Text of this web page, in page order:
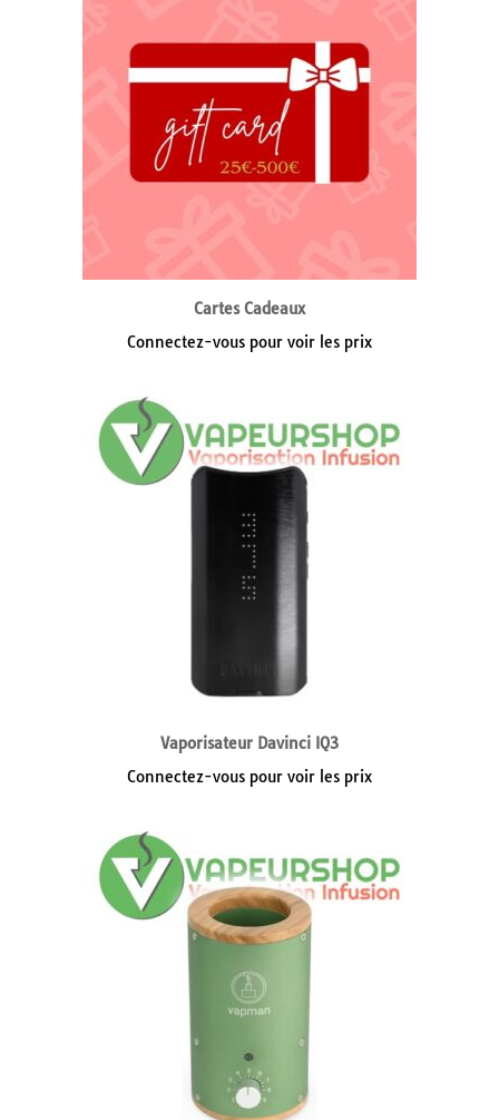
Cartes Cadeaux
Connectez-vous pour voir les prix
Vaporisateur Davinci IQ3
Connectez-vous pour voir les prix